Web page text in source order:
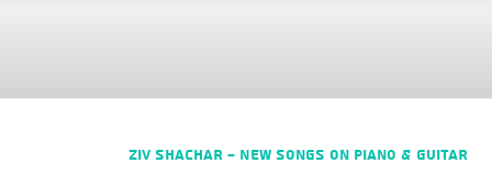
ZIV SHACHAR - New Songs on Piano & Guitar